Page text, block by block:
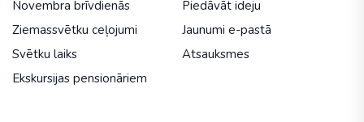
Novembra brīvdienās
Ziemassvētku ceļojumi
Svētku laiks
Ekskursijas pensionāriem
Piedāvāt ideju
Jaunumi e-pastā
Atsauksmes